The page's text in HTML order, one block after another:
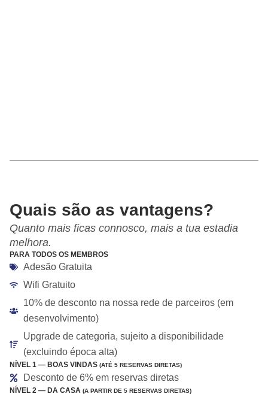
Quais são as vantagens?
Quanto mais ficas connosco, mais a tua estadia
melhora.
PARA TODOS OS MEMBROS
Adesão Gratuita
Wifi Gratuito
10% de desconto na nossa rede de parceiros (em
desenvolvimento)
Upgrade de categoria, sujeito a disponibilidade
(excluindo época alta)
NÍVEL 1 — BOAS VINDAS (ATÉ 5 RESERVAS DIRETAS)
Desconto de 6% em reservas diretas
NÍVEL 2 — DA CASA (A PARTIR DE 5 RESERVAS DIRETAS)